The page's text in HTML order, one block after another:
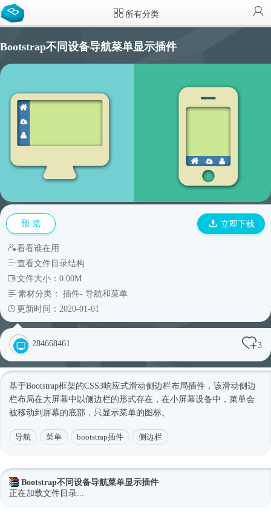
所有分类
Bootstrap不同设备导航菜单显示插件
预 览 立即下载
看看谁在用
查看文件目录结构
文件大小：0.00M
素材分类： 插件- 导航和菜单
更新时间：2020-01-01
284668461 3
基于Bootstrap框架的CSS3响应式滑动侧边栏布局插件，该滑动侧边
栏布局在大屏幕中以侧边栏的形式存在，在小屏幕设备中，菜单会
被移动到屏幕的底部，只显示菜单的图标。
导航 菜单 bootstrap插件 侧边栏
Bootstrap不同设备导航菜单显示插件
正在加载文件目录...